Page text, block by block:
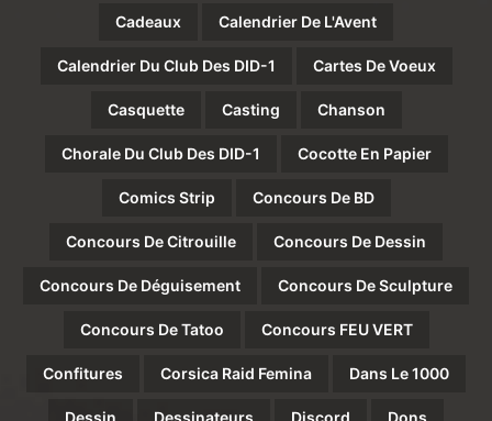
Cadeaux Calendrier De L'Avent
Calendrier Du Club Des DID-1 Cartes De Voeux
Casquette Casting Chanson
Chorale Du Club Des DID-1 Cocotte En Papier
Comics Strip Concours De BD
Concours De Citrouille Concours De Dessin
Concours De Déguisement Concours De Sculpture
Concours De Tatoo Concours FEU VERT
Confitures Corsica Raid Femina Dans Le 1000